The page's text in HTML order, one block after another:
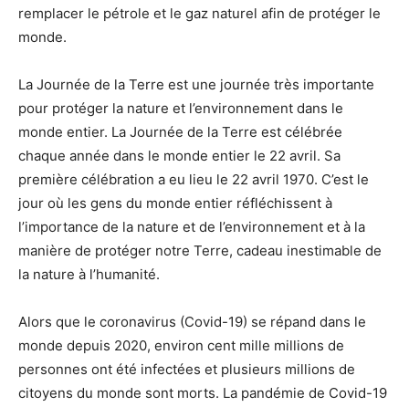
remplacer le pétrole et le gaz naturel afin de protéger le
monde.
La Journée de la Terre est une journée très importante
pour protéger la nature et l’environnement dans le
monde entier. La Journée de la Terre est célébrée
chaque année dans le monde entier le 22 avril. Sa
première célébration a eu lieu le 22 avril 1970. C’est le
jour où les gens du monde entier réfléchissent à
l’importance de la nature et de l’environnement et à la
manière de protéger notre Terre, cadeau inestimable de
la nature à l’humanité.
Alors que le coronavirus (Covid-19) se répand dans le
monde depuis 2020, environ cent mille millions de
personnes ont été infectées et plusieurs millions de
citoyens du monde sont morts. La pandémie de Covid-19